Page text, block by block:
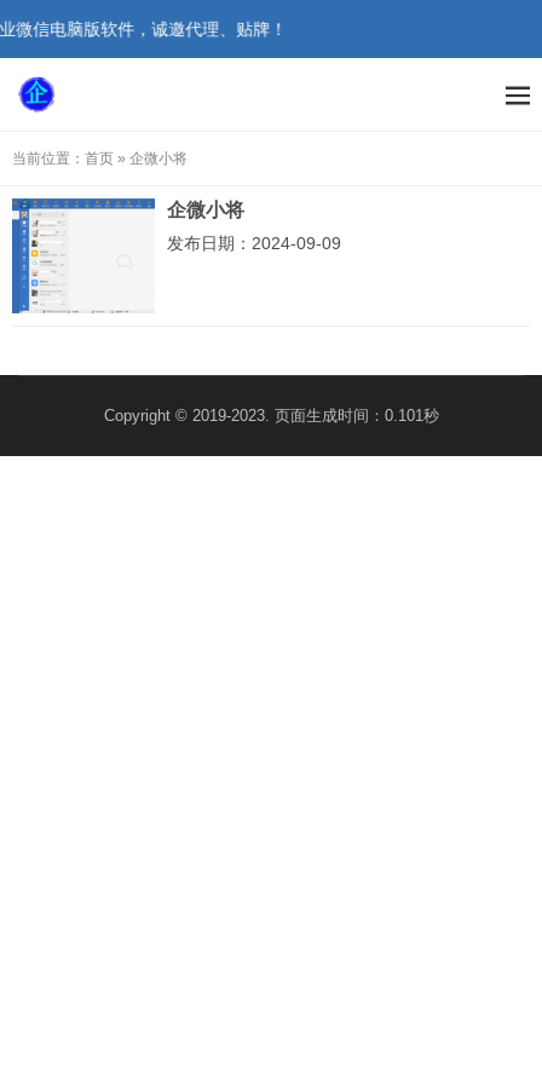
微信电脑版软件，诚邀代理、贴牌！
当前位置： 首页 » 企微小将
企微小将
发布日期：2024-09-09
Copyright © 2019-2023. 页面生成时间：0.101秒